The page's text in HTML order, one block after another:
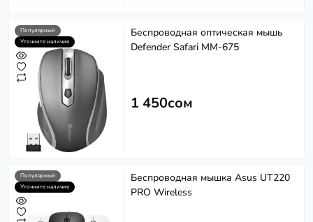
Популярный
Уточните наличие
Беспроводная оптическая мышь
Defender Safari MM-675
1 450сом
Популярный
Уточните наличие
Беспроводная мышка Asus UT220
PRO Wireless